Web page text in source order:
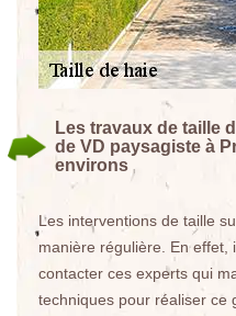
Les travaux de taille
de VD paysagiste à
environs
Les interventions de taille
manière régulière. En effet,
contacter ces experts qui
techniques pour réaliser ce